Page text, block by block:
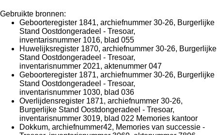
Gebruikte bronnen:
Geboorteregister 1841, archiefnummer 30-26, Burgerlijke
Stand Oostdongeradeel - Tresoar,
inventarisnummer 1016, blad 055
Huwelijksregister 1870, archiefnummer 30-26, Burgerlijke
Stand Oostdongeradeel - Tresoar,
inventarisnummer 2021, aktenummer 047
Geboorteregister 1871, archiefnummer 30-26, Burgerlijke
Stand Oostdongeradeel - Tresoar,
inventarisnummer 1030, blad 036
Overlijdensregister 1871, archiefnummer 30-26,
Burgerlijke Stand Oostdongeradeel - Tresoar,
inventarisnummer 3019, blad 022 Memories kantoor
Dokkum, archiefnummer42, Memories van successie -